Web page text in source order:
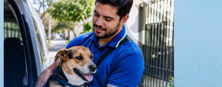
vizinhos. O bairro onde se localiza a praia é
palco de amplos investimentos e projetos
grandiosos como hotéis, pousadas e
residências de veraneio de grande porte. O
maior empreendimento fixado nessa área é
o SESC Praia, inaugurado em 12 de julho de